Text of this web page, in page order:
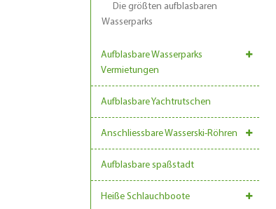
Die größten aufblasbaren
Wasserparks
Aufblasbare Wasserparks
Vermietungen
Aufblasbare Yachtrutschen
Anschliessbare Wasserski-Röhren
Aufblasbare spaßstadt
Heiße Schlauchboote